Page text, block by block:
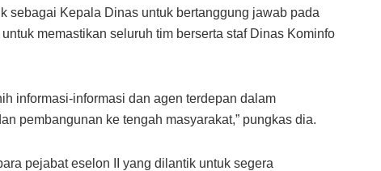
sebagai Kepala Dinas untuk bertanggung jawab pada
memastikan seluruh tim berserta staf Dinas Kominfo
informasi-informasi dan agen terdepan dalam
pembangunan ke tengah masyarakat,” pungkas dia.
pejabat eselon II yang dilantik untuk segera